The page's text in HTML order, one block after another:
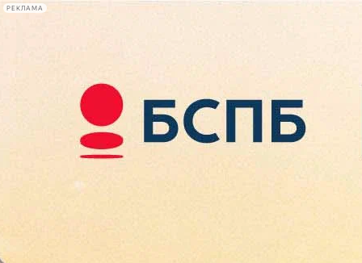
РЕКЛАМА
Сегодня:
2026.08.09
12:09
Афиша Plus